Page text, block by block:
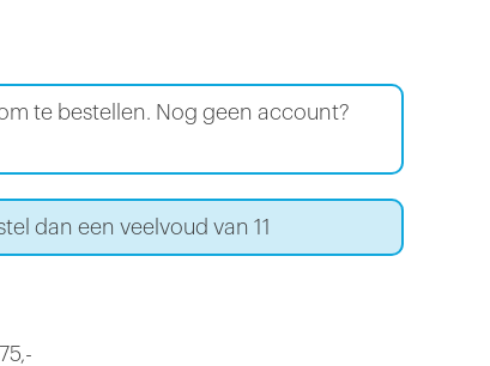
te bestellen. Nog geen account?
dan een veelvoud van 11